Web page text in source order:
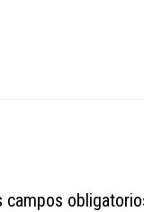
campos